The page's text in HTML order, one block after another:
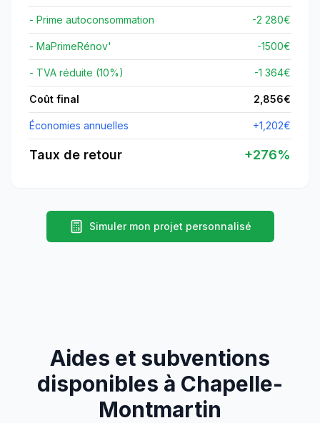
- Prime autoconsommation -2 280€
- MaPrimeRénov' -1500€
- TVA réduite (10%) -1 364€
Coût final 2,856€
Économies annuelles +1,202€
Taux de retour +276%
Simuler mon projet personnalisé
Aides et subventions
disponibles à Chapelle-
Montmartin